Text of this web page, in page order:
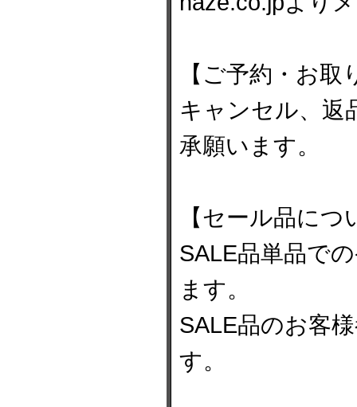
【ご予約・お
キャンセル、返
承願います。
【セール品につ
SALE品単品で
ます。
SALE品のお客
す。